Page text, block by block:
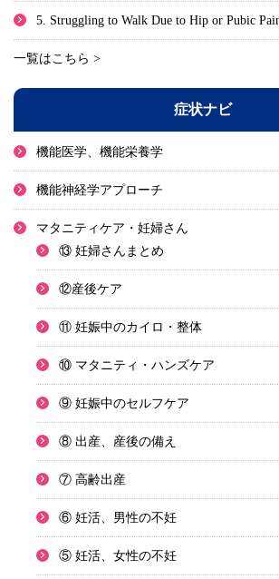
5. Struggling to Walk Due to Hip or Pubic
一覧はこちら >
症状ナビ
機能医学、機能栄養学
機能神経学アプローチ
マタニティケア・妊婦さん
⑬ 妊婦さんまとめ
⑫産後ケア
⑪ 妊娠中のカイロ・整体
⑩ マタニティ・ハンズケア
⑨ 妊娠中のセルフケア
⑧ 出産、産後の備え
⑦ 高齢出産
⑥ 妊活、男性の不妊
⑤ 妊活、女性の不妊